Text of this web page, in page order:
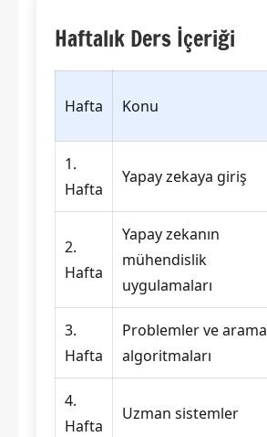
Haftalık Ders İçeriği
Hafta Konu
1.
Hafta
Yapay zekaya giriş
2.
Hafta
Yapay zekanın
mühendislik
uygulamaları
3.
Hafta
Problemler ve arama
algoritmaları
4.
Hafta
Uzman sistemler